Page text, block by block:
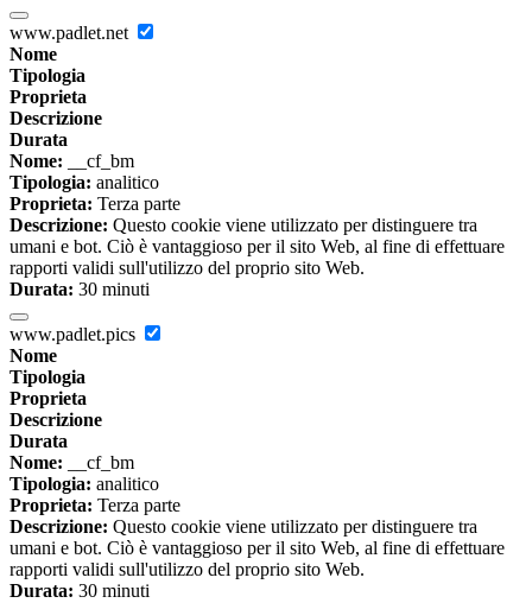
www.padlet.net
Nome
Tipologia
Proprieta
Descrizione
Durata
Nome: __cf_bm
Tipologia: analitico
Proprieta: Terza parte
Descrizione: Questo cookie viene utilizzato per distinguere tra
umani e bot. Ciò è vantaggioso per il sito Web, al fine di effettuare
rapporti validi sull'utilizzo del proprio sito Web.
Durata: 30 minuti
www.padlet.pics
Nome
Tipologia
Proprieta
Descrizione
Durata
Nome: __cf_bm
Tipologia: analitico
Proprieta: Terza parte
Descrizione: Questo cookie viene utilizzato per distinguere tra
umani e bot. Ciò è vantaggioso per il sito Web, al fine di effettuare
rapporti validi sull'utilizzo del proprio sito Web.
Durata: 30 minuti